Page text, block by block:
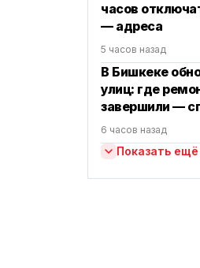
часов
— адреса
5 часов назад
В Бишкеке
улиц: где
завершили —
6 часов назад
Показать ещё